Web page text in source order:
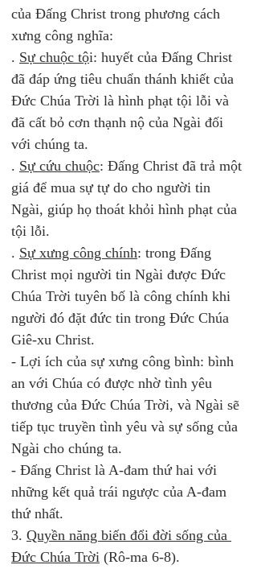
của Đấng Christ trong phương cách
xưng công nghĩa:
. Sự chuộc tội: huyết của Đấng Christ
đã đáp ứng tiêu chuẩn thánh khiết của
Đức Chúa Trời là hình phạt tội lỗi và
đã cất bỏ cơn thạnh nộ của Ngài đối
với chúng ta.
. Sự cứu chuộc: Đấng Christ đã trả một
giá để mua sự tự do cho người tin
Ngài, giúp họ thoát khỏi hình phạt của
tội lỗi.
. Sự xưng công chính: trong Đấng
Christ mọi người tin Ngài được Đức
Chúa Trời tuyên bố là công chính khi
người đó đặt đức tin trong Đức Chúa
Giê-xu Christ.
- Lợi ích của sự xưng công bình: bình
an với Chúa có được nhờ tình yêu
thương của Đức Chúa Trời, và Ngài sẽ
tiếp tục truyền tình yêu và sự sống của
Ngài cho chúng ta.
- Đấng Christ là A-đam thứ hai với
những kết quả trái ngược của A-đam
thứ nhất.
3. Quyền năng biến đổi đời sống của
Đức Chúa Trời (Rô-ma 6-8).